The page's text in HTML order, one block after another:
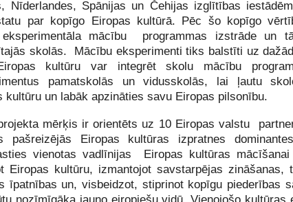
Nīderlandes, Spānijas un Čehijas izglītības
par kopīgo Eiropas kultūrā. Pēc šo kopīgo
mācību programmas izstrāde un
skolās. Mācību eksperimenti tiks balstīti uz
kultūru var integrēt skolu mācību
pamatskolās un vidusskolās, lai ļautu
kultūru un labāk apzināties savu Eiropas pilsonību.
mērķis ir orientēts uz 10 Eiropas valstu
pašreizējās Eiropas kultūras izpratnes
vienotas vadlīnijas Eiropas kultūras
kultūru, izmantojot savstarpējas zināšanas,
īpatnības un, visbeidzot, stiprinot kopīgu piederības
nozīmīgāka jauno eiropiešu vidū. Vienojošo kultūras